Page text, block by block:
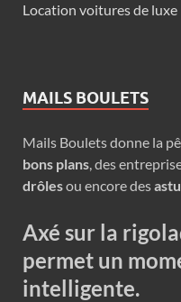
Location voitures de luxe
MAILS BOULETS
Mails Boulets donne la
bons plans, des
drôlesou encore des
Axé sur la
permet un
intelligente.